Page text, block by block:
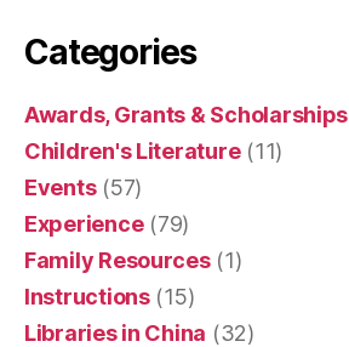
Categories
Awards, Grants & Scholarships
Children's Literature(11)
Events(57)
Experience(79)
Family Resources(1)
Instructions(15)
Libraries in China (32)